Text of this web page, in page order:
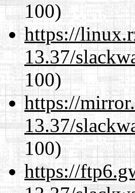
100)
https://
13.37/
100)
https://
13.37/
100)
https://